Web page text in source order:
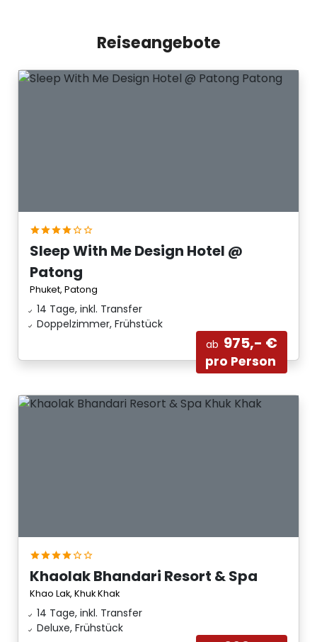
Reiseangebote
Sleep With Me Design Hotel @
Patong
Phuket, Patong
14 Tage, inkl. Transfer
Doppelzimmer, Frühstück
ab 975,- €
pro Person
Khaolak Bhandari Resort & Spa
Khao Lak, Khuk Khak
14 Tage, inkl. Transfer
Deluxe, Frühstück